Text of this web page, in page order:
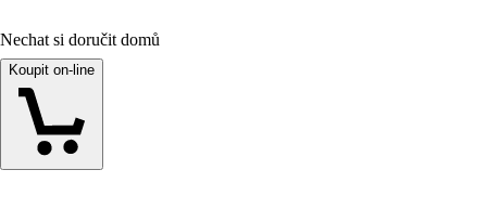
Nechat si doručit domů
Koupit on-line